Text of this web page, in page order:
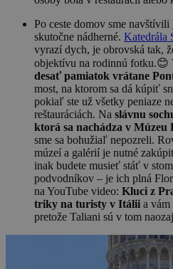
Po ceste domov sme navštívili
skutočne nádherné. Katedrála
vyrazí dych, je obrovská tak,
objektívu na rodinnú fotku.😊
desať pamiatok vrátane
most, na ktorom sa dá kúpiť
pokiaľ ste už všetky peniaze
reštauráciách. Na slávnu
ktorá sa nachádza v
sme sa bohužiaľ nepozreli.
múzeí a galérií je nutné
inak budete musieť stáť v
podvodníkov – je ich plná
na YouTube video: Kluci z
triky na turisty v Itálii a
pretože Taliani sú v tom